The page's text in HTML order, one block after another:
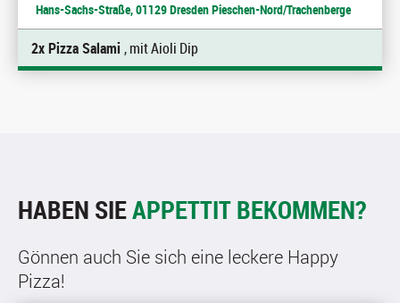
Hans-Sachs-Straße, 01129 Dresden Pieschen-Nord/Trachenberge
2x Pizza Salami , mit Aioli Dip
HABEN SIEAPPETTIT BEKOMMEN?
Gönnen auch Sie sich eine leckere Happy
Pizza!